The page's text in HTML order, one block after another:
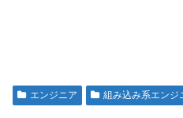
エンジニア 組み込み系エンジ